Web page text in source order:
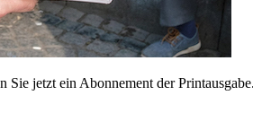
Sie jetzt ein Abonnement der Printausgabe.